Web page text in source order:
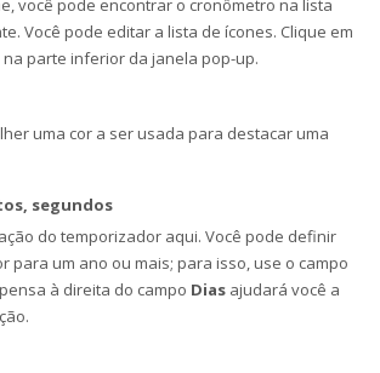
Você pode editar a lista de ícones. Clique em
na parte inferior da janela pop-up.
uma cor a ser usada para destacar uma
segundos
do temporizador aqui. Você pode definir
para um ano ou mais; para isso, use o campo
à direita do campo Dias ajudará você a